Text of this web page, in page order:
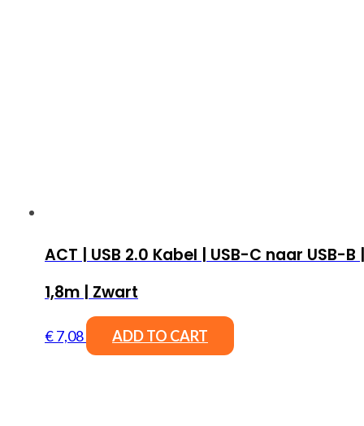
ACT | USB 2.0 Kabel | USB-C naar USB-B |
1,8m | Zwart
€7,08 ADD TO CART